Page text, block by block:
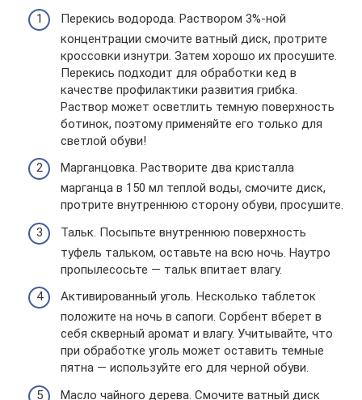
Перекись водорода. Раствором 3%-ной
концентрации смочите ватный диск, протрите
кроссовки изнутри. Затем хорошо их просушите.
Перекись подходит для обработки кед в
качестве профилактики развития грибка.
Раствор может осветлить темную поверхность
ботинок, поэтому применяйте его только для
светлой обуви!
Марганцовка. Растворите два кристалла
марганца в 150 мл теплой воды, смочите диск,
протрите внутреннюю сторону обуви, просушите.
Тальк. Посыпьте внутреннюю поверхность
туфель тальком, оставьте на всю ночь. Наутро
пропылесосьте — тальк впитает влагу.
Активированный уголь. Несколько таблеток
положите на ночь в сапоги. Сорбент вберет в
себя скверный аромат и влагу. Учитывайте, что
при обработке уголь может оставить темные
пятна — используйте его для черной обуви.
Масло чайного дерева. Смочите ватный диск